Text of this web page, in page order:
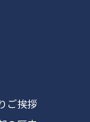
ご挨拶